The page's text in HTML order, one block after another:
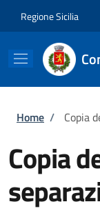
Regione Sicilia
Briciole
Home / Copia
Copia